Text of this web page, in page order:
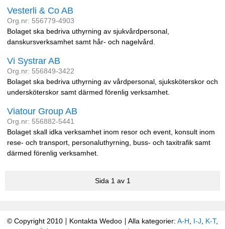
Vesterli & Co AB
Org.nr: 556779-4903
Bolaget ska bedriva uthyrning av sjukvårdpersonal,
danskursverksamhet samt hår- och nagelvård.
Vi Systrar AB
Org.nr: 556849-3422
Bolaget ska bedriva uthyrning av vårdpersonal, sjuksköterskor och
undersköterskor samt därmed förenlig verksamhet.
Viatour Group AB
Org.nr: 556882-5441
Bolaget skall idka verksamhet inom resor och event, konsult inom
rese- och transport, personaluthyrning, buss- och taxitrafik samt
därmed förenlig verksamhet.
Sida 1 av 1
© Copyright 2010 Kontakta Wedoo Alla kategorier: A-H I-J K-T,